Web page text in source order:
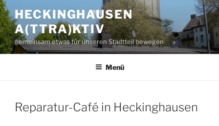
Zum
Inhalt
springen
HECKINGHAUSEN
A(TTRA)KTIV
gemeinsam etwas für unseren Stadtteil bewegen
Menü
Reparatur-Café in Heckinghausen